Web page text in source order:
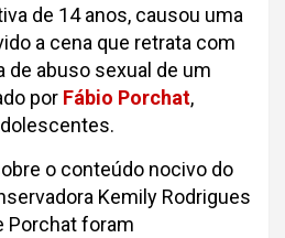
de 14 anos, causou uma
a cena que retrata com
de abuso sexual de um
por Fábio Porchat,
o conteúdo nocivo do
Kemily Rodrigues
Porchat foram